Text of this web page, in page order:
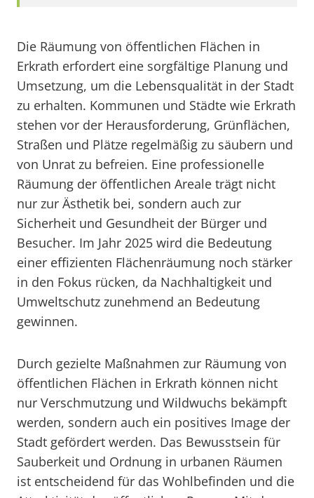
Die Räumung von öffentlichen Flächen in
Erkrath erfordert eine sorgfältige Planung und
Umsetzung, um die Lebensqualität in der Stadt
zu erhalten. Kommunen und Städte wie Erkrath
stehen vor der Herausforderung, Grünflächen,
Straßen und Plätze regelmäßig zu säubern und
von Unrat zu befreien. Eine professionelle
Räumung der öffentlichen Areale trägt nicht
nur zur Ästhetik bei, sondern auch zur
Sicherheit und Gesundheit der Bürger und
Besucher. Im Jahr 2025 wird die Bedeutung
einer effizienten Flächenräumung noch stärker
in den Fokus rücken, da Nachhaltigkeit und
Umweltschutz zunehmend an Bedeutung
gewinnen.
Durch gezielte Maßnahmen zur Räumung von
öffentlichen Flächen in Erkrath können nicht
nur Verschmutzung und Wildwuchs bekämpft
werden, sondern auch ein positives Image der
Stadt gefördert werden. Das Bewusstsein für
Sauberkeit und Ordnung in urbanen Räumen
ist entscheidend für das Wohlbefinden und die